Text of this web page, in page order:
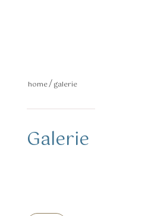
home galerie
Galerie